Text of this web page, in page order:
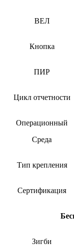
ВЕЛ
Кнопка
ПИР
Цикл отчетности
Операционный
Среда
Тип крепления
Сертификация
Зигби